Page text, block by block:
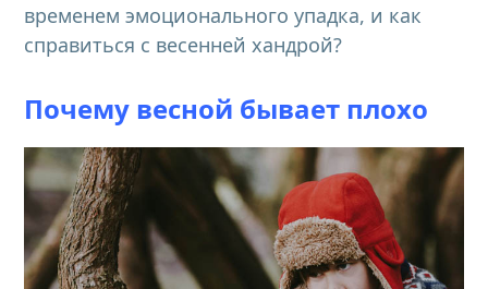
временем эмоционального упадка, и как
справиться с весенней хандрой?
Почему весной бывает плохо